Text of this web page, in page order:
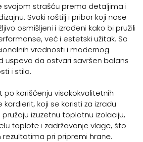
svojom strašću prema detaljima i
Svaki roštilj i pribor koji nose
osmišljeni i izrađeni kako bi pružili
već i estetski užitak. Sa
vrednosti i modernog
uspeva da ostvari savršen balans
i stila.
po korišćenju visokokvalitetnih
koji se koristi za izradu
izuzetnu toplotnu izolaciju,
toplote i zadržavanje vlage, što
rezultatima pri pripremi hrane.